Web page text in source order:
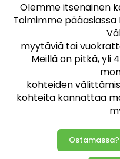
Olemme itsenäinen
Toimimme
myytäviä tai
Meillä on pitkä, yli
kohteiden
kohteita kannattaa
Ostamassa?